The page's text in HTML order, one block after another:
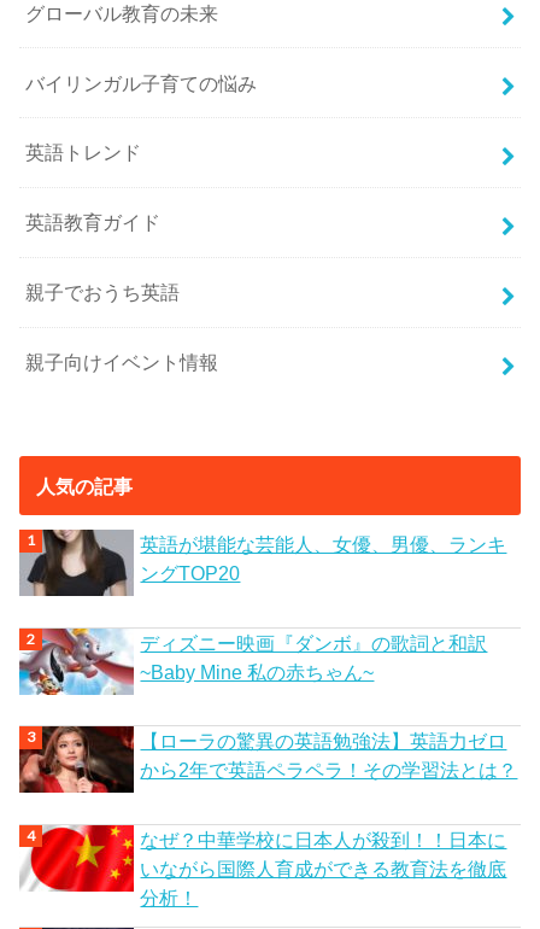
グローバル教育の未来
バイリンガル子育ての悩み
英語トレンド
英語教育ガイド
親子でおうち英語
親子向けイベント情報
人気の記事
英語が堪能な芸能人、女優、男優、ランキ
ングTOP20
ディズニー映画『ダンボ』の歌詞と和訳
~Baby Mine 私の赤ちゃん~
【ローラの驚異の英語勉強法】英語力ゼロ
から2年で英語ペラペラ！その学習法とは？
なぜ？中華学校に日本人が殺到！！日本に
いながら国際人育成ができる教育法を徹底
分析！